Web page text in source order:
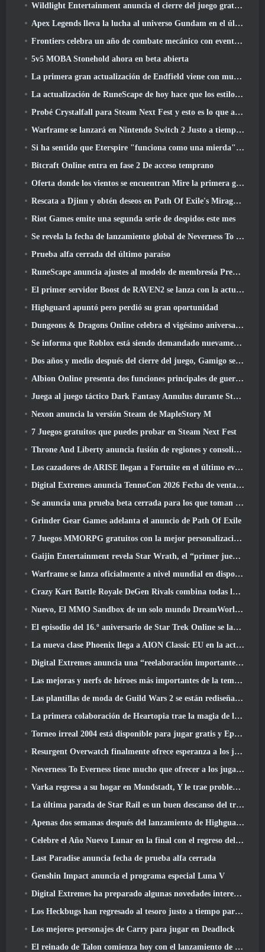
Wildlight Entertainment anuncia el cierre del juego gratuito Hero Shooter Highguard
Apex Legends lleva la lucha al universo Gundam en el último evento cruzado
Frontiers celebra un año de combate mecánico con eventos de aniversario
5v5 MOBA Stonehold ahora en beta abierta
La primera gran actualización de Endfield viene con muchas optimizaciones
La actualización de RuneScape de hoy hace que los estilos de combate originales del MMORPG sean más fáciles de aprender
Probé Crystalfall para Steam Next Fest y esto es lo que aprendí
Warframe se lanzará en Nintendo Switch 2 Justo a tiempo para la próxima actualización importante, El fotógrafo de sombras
Si ha sentido que Eterspire "funciona como una mierda", El director creativo dice que ya no es así
Bitcraft Online entra en fase 2 De acceso temprano
Oferta donde los vientos se encuentran Mire la primera gran expansión en la transmisión en vivo de Hexi
Rescata a Djinn y obtén deseos en Path Of Exile's Mirage League
Riot Games emite una segunda serie de despidos este mes
Se revela la fecha de lanzamiento global de Neverness To Everness
Prueba alfa cerrada del último paraíso
RuneScape anuncia ajustes al modelo de membresía Premier para tener en cuenta los cambios recientes en el MMORPG
El primer servidor Boost de RAVEN2 se lanza con la actualización de hoy
Highguard apuntó pero perdió su gran oportunidad
Dungeons & Dragons Online celebra el vigésimo aniversario de Natural con misiones y recompensas especiales
Se informa que Roblox está siendo demandado nuevamente por “prácticas que ponen en peligro y explotan a los niños”
Dos años y medio después del cierre del juego, Gamigo se burla del regreso del MMO medieval Glory Victis
Albion Online presenta dos funciones principales de guerra de facciones en la actualización Realm Divided Part II
Juega al juego táctico Dark Fantasy Annulus durante Steam Next Fest
Nexon anuncia la versión Steam de MapleStory M
7 Juegos gratuitos que puedes probar en Steam Next Fest
Throne And Liberty anuncia fusión de regiones y consolidación de servidores
Los cazadores de ARISE llegan a Fortnite en el último evento de colaboración
Digital Extremes anuncia TennoCon 2026 Fecha de venta de entradas
Se anuncia una prueba beta cerrada para los que toman tiempo en juegos de disparos en tercera persona
Grinder Gear Games adelanta el anuncio de Path Of Exile
7 Juegos MMORPG gratuitos con la mejor personalización de personajes
Gaijin Entertainment revela Star Wrath, el “primer juego de acción de extracción espacial”
Warframe se lanza oficialmente a nivel mundial en dispositivos Android
Crazy Kart Battle Royale DeGen Rivals combina todas las cosas que probablemente no sabías que querías combinadas
Nuevo, El MMO Sandbox de un solo mundo DreamWorld llegará al acceso anticipado de Steam
El episodio del 16.º aniversario de Star Trek Online se lanza como parte de la actualización "Corrupción"
La nueva clase Phoenix llega a AION Classic EU en la actualización 'Ignite'
Digital Extremes anuncia una “reelaboración importante” del sistema de progresión del jugador de Soulframe
Las mejoras y nerfs de héroes más importantes de la temporada 6.5
Las plantillas de moda de Guild Wars 2 se están rediseñando según los comentarios de los jugadores
La primera colaboración de Heartopia trae la magia de la amistad de My Little Pony
Torneo irreal 2004 está disponible para jugar gratis y Epic no demandará a nadie por ello
Resurgent Overwatch finalmente ofrece esperanza a los jugadores
Neverness To Everness tiene mucho que ofrecer a los jugadores, particularmente divertido
Varka regresa a su hogar en Mondstadt, Y le trae problemas en la actualización Luna V de Genshin Impact
La última parada de Star Rail es un buen descanso del trauma
Apenas dos semanas después del lanzamiento de Highguard, Wildlight Entertainment anuncia despidos
Celebre el Año Nuevo Lunar en la final con el regreso del 'Modo Bank It'
Last Paradise anuncia fecha de prueba alfa cerrada
Genshin Impact anuncia el programa especial Luna V
Digital Extremes ha preparado algunas novedades interesantes para celebrar el Año Nuevo Lunar en Warframe
Los Heckbugs han regresado al tesoro justo a tiempo para la temporada del amor
Los mejores personajes de Carry para jugar en Deadlock
El reinado de Talon comienza hoy con el lanzamiento de la temporada de Overwatch 1: Conquista